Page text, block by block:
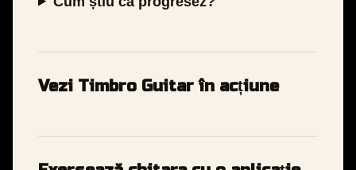
Vezi Timbro Guitar în acțiune